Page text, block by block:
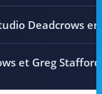
Deadcrows
et Greg Stafford